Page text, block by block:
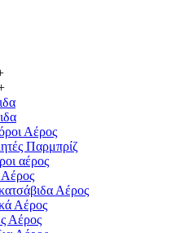
Αέρος
Παρμπρίζ
αέρος
Αέρος
Αέρος
Αέρος